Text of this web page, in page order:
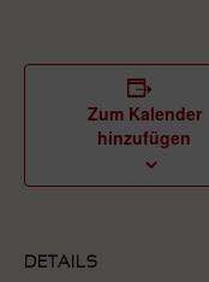
Zum Kalender
hinzufügen
DETAILS